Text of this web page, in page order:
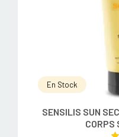
En Stock
SENSILIS SUN
CORPS